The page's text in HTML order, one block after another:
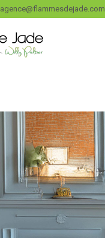
agence@flammesdejade.com